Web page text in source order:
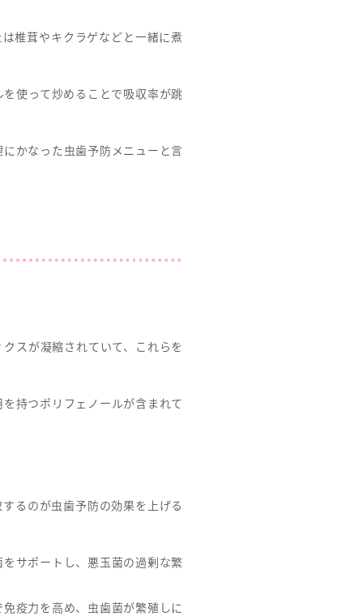
椎茸やキクラゲなどと一緒に煮
使って炒めることで吸収率が跳
かなった虫歯予防メニューと言
スが凝縮されていて、これらを
持つポリフェノールが含まれて
るのが虫歯予防の効果を上げる
サポートし、悪玉菌の過剰な繁
疫力を高め、虫歯菌が繁殖しに